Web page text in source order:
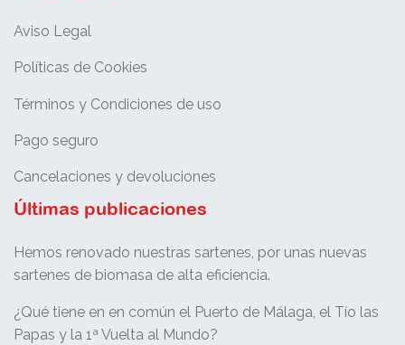
Aviso Legal
Políticas de Cookies
Términos y Condiciones de uso
Pago seguro
Cancelaciones y devoluciones
Últimas publicaciones
Hemos renovado nuestras sartenes, por unas nuevas
sartenes de biomasa de alta eficiencia.
¿Qué tiene en en común el Puerto de Málaga, el Tío las
Papas y la 1ª Vuelta al Mundo?